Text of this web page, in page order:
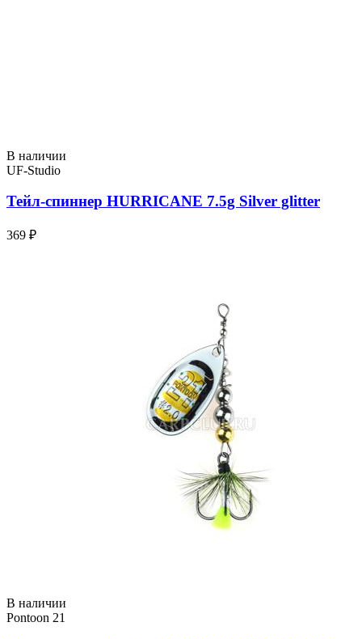
В наличии
UF-Studio
Тейл-спиннер HURRICANE 7.5g Silver glitter
369 ₽
В наличии
Pontoon 21